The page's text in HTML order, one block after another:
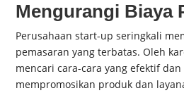
Mengurangi Biaya
Perusahaan start-up seringkali
pemasaran yang terbatas. Oleh
mencari cara-cara yang efektif
mempromosikan produk dan